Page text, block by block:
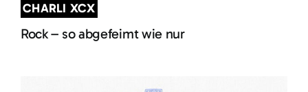
CHARLI XCX
Rock – so abgefeimt wie nur